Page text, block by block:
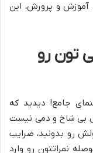
و پرورش، این
تون رو
جامع! دیدید که
بی شاخ و دمی نیست
رو بدونید، ضرایب
نمراتتون رو وارد